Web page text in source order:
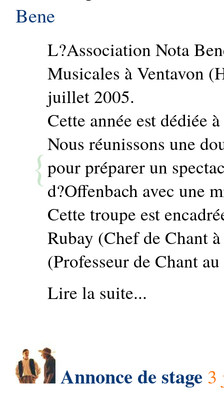
Bene
L?Association Nota
Musicales à Ventavon
juillet 2005.
Cette année est dédiée
Nous réunissons une
pour préparer un
d?Offenbach avec une
Cette troupe est
Rubay (Chef de Chant
(Professeur de Chant
Lire la suite...
Annonce de stage 3